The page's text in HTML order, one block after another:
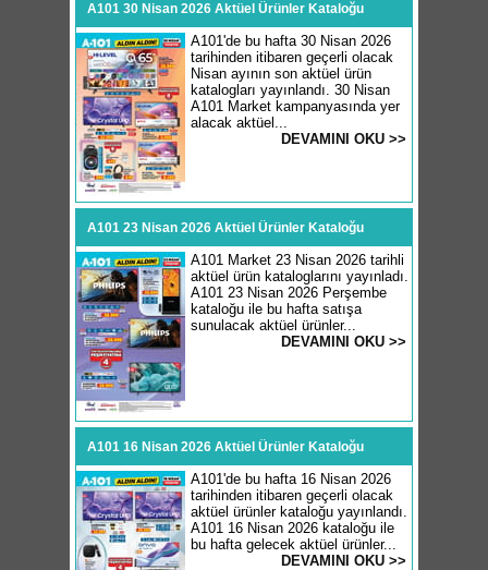
A101 30 Nisan 2026 Aktüel Ürünler Kataloğu
A101'de bu hafta 30 Nisan 2026
tarihinden itibaren geçerli olacak
Nisan ayının son aktüel ürün
katalogları yayınlandı. 30 Nisan
A101 Market kampanyasında yer
alacak aktüel...
DEVAMINI OKU >>
A101 23 Nisan 2026 Aktüel Ürünler Kataloğu
A101 Market 23 Nisan 2026 tarihli
aktüel ürün kataloglarını yayınladı.
A101 23 Nisan 2026 Perşembe
kataloğu ile bu hafta satışa
sunulacak aktüel ürünler...
DEVAMINI OKU >>
A101 16 Nisan 2026 Aktüel Ürünler Kataloğu
A101'de bu hafta 16 Nisan 2026
tarihinden itibaren geçerli olacak
aktüel ürünler kataloğu yayınlandı.
A101 16 Nisan 2026 kataloğu ile
bu hafta gelecek aktüel ürünler...
DEVAMINI OKU >>